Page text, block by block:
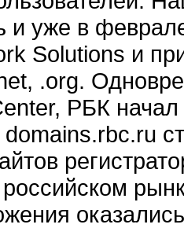
и уже в
Solutions и
.org.
РБК
российском